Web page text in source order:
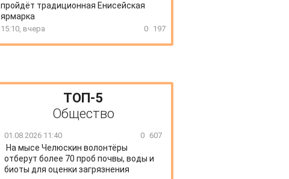
пройдёт традиционная Енисейская
ярмарка
15:10, вчера 0 197
ТОП-5
Общество
01.08.2026 11:40 0 607
На мысе Челюскин волонтёры
отберут более 70 проб почвы, воды и
биоты для оценки загрязнения